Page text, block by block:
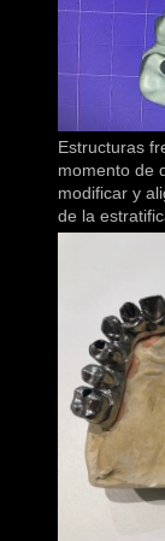
Estructuras
momento de
modificar y
de la